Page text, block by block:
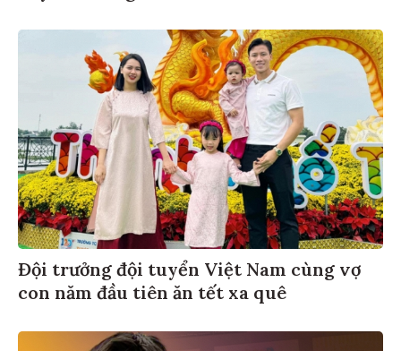
Đội trưởng đội tuyển Việt Nam cùng vợ
con năm đầu tiên ăn tết xa quê